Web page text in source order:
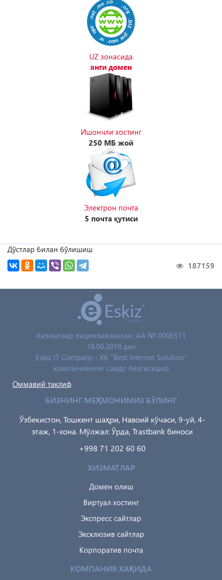
UZ зонасида
янги домен
Ишончли хостинг
250 MБ жой
Электрон почта
5 почта қутиси
Дўстлар билан бўлишиш
187159
Хизматлар лицензияланган: AA № 0006511
18.06.2018 дан
Eskiz IT Company - XK "Best Internet Solution"
компаниянинг савдо белгисидир
Оммавий таклиф
БИЗНИНГ МЕҲМОНИМИЗ БЎЛИНГ
Ўзбекистон, Тошкент шаҳри, Навоий кўчаси, 9-уй, 4-
этаж, 1-хона. Мўлжал: Ўрда, Trastbank биноси
+998 71 202 60 60
ХИЗМАТЛАР
Домен олиш
Виртуал хостинг
Экспресс сайтлар
Эксклюзив сайтлар
Корпоратив почта
КОМПАНИЯ ХАҚИДА